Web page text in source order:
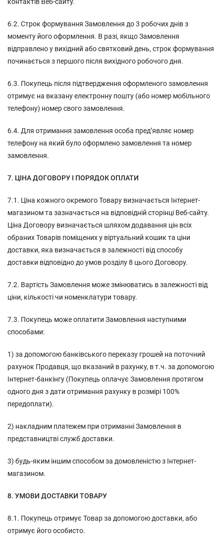
6.2. Строк формування Замовлення до 3 робочих днів з
моменту його оформлення. В разі, якщо Замовлення
відправлено у вихідний або святковий день, строк формування
починається з першого після вихідного робочого дня.
6.3. Покупець після підтвердження оформленого замовлення
отримує на вказану електронну пошту (або номер мобільного
телефону) номер свого замовлення.
6.4. Для отримання замовлення особа пред’являє номер
телефону на який було оформлено замовлення та номер
замовлення.
7. ЦІНА ДОГОВОРУ І ПОРЯДОК ОПЛАТИ
7.1. Ціна кожного окремого Товару визначається Інтернет-
магазином та зазначається на відповідній сторінці Веб-сайту.
Ціна Договору визначається шляхом додавання цін всіх
обраних Товарів поміщених у віртуальний кошик та ціни
доставки, яка визначається в залежності від способу
доставки відповідно до умов розділу 8 цього Договору.
7.2. Вартість Замовлення може змінюватись в залежності від
ціни, кількості чи номенклатури товару.
7.3. Покупець може оплатити Замовлення наступними
способами:
1) за допомогою банківського переказу грошей на поточний
рахунок Продавця, що вказаний в рахунку, в т.ч. за допомогою
Інтернет-банкінгу (Покупець оплачує Замовлення протягом
одного дня з дати отримання рахунку в розмірі 100%
передоплати).
2) накладним платежем при отриманні Замовлення в
представництві служб доставки.
3) будь-яким іншим способом за домовленістю з Інтернет-
магазином.
8. УМОВИ ДОСТАВКИ ТОВАРУ
8.1. Покупець отримує Товар за допомогою доставки, або
отримує його особисто.